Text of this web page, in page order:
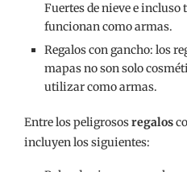
Fuertes de nieve e incluso
funcionan como armas.
Regalos con gancho: los
mapas no son solo
utilizar como armas.
Entre los peligrososregalos
incluyen los siguientes: